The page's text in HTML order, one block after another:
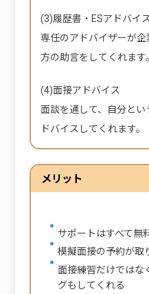
(3)履歴書・ESアドバイス
専任のアドバイザーが
方の助言をしてくれます。
(4)面接アドバイス
面談を通して、自分と
ドバイスしてくれます。
メリット
サポートはすべて無
模擬面接の予約が取
面接練習だけではな
グもしてくれる